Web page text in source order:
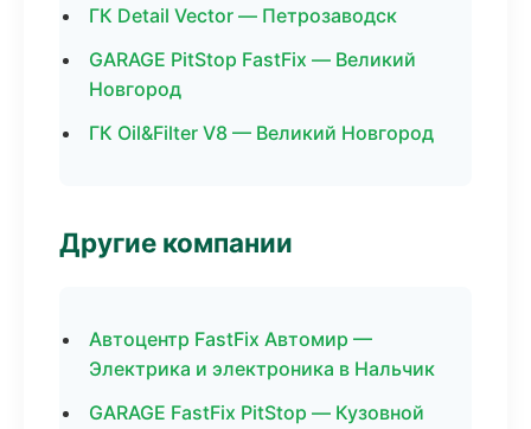
ГК Detail Vector — Петрозаводск
GARAGE PitStop FastFix — Великий
Новгород
ГК Oil&Filter V8 — Великий Новгород
Другие компании
Автоцентр FastFix Автомир —
Электрика и электроника в Нальчик
GARAGE FastFix PitStop — Кузовной